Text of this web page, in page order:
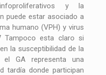
y la
puede estar asociado a
humano (VPH) y virus
Tampoco esta claro si
la susceptibilidad de la
el GA representa una
tardía donde participan